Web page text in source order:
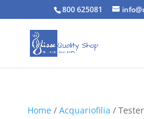
800 625081
Home/ Acquariofilia /